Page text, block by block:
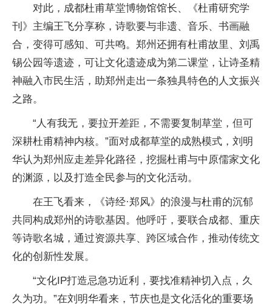
对此，成都杜甫草堂博物馆馆长、《杜甫研究学
刊》主编王飞分享称，诗歌要与非遗、音乐、书画融
合，变得可感知、可共鸣。郑州还拥有杜甫故里、刘禹
锡公园等遗迹，可让文化遗迹成为第二课堂，让诗圣精
神融入市民生活，助郑州走出一条独具特色的人文振兴
之路。
“人有我无，要拉开差距，不需要复制草堂，但可
深耕杜甫精神内核。”面对成都草堂的成熟模式，刘明
华认为郑州应走差异化路径，挖掘杜甫与中原儒家文化
的渊源，以及打造全民参与的文化活动。
在王飞看来，《诗经·郑风》的浪漫与杜甫的沉郁
共同构成郑州的诗歌基因。他呼吁，要联合成都、重庆
等诗歌名城，通过资源共享、跨区域合作，推动传统文
化的创新性发展。
“文化IP打造忌急功近利，要找准精神切入点，久
久为功。”在刘明华看来，节庆也是文化活化的重要场